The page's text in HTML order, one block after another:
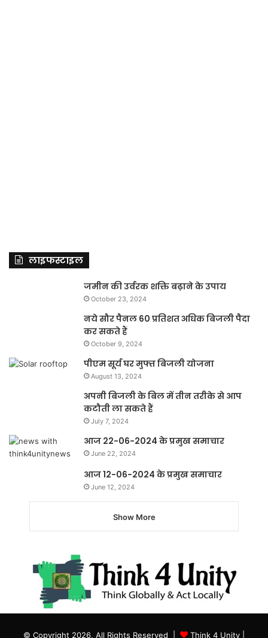
लाइफस्टाइल
जमीन की उर्वरक शक्ति बढ़ाने के उपाय
October 23, 2024
नये सौर पैनल 60 प्रतिशत अधिक बिजली पैदा
कर सकते हैं
October 9, 2024
पीएम सूर्य घर मुफ्त बिजली योजना
August 13, 2024
अपनी बिजली के बिल में तीन तरीके से आप
कटौती ला सकते हैं
July 7, 2024
आज 22-06-2024 के प्रमुख समाचार
June 22, 2024
आज 12-06-2024 के प्रमुख समाचार
June 12, 2024
Show More
© Copyright 2026, All Rights Reserved | Think 4 Unity